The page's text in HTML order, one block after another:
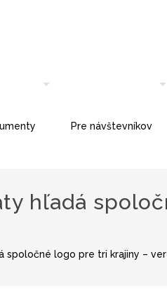
Pre návštevníkov
hľadá
spoločné logo pre tri krajiny –